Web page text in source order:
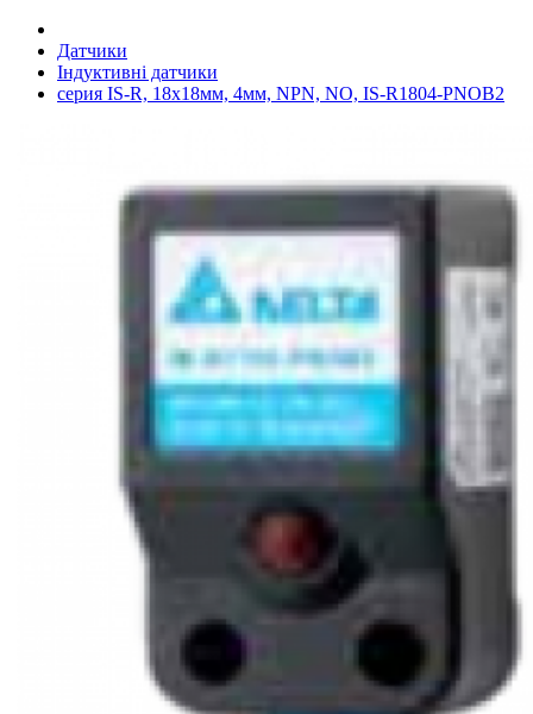
Датчики
Індуктивні датчики
серия IS-R, 18x18мм, 4мм, NPN, NO, IS-R1804-PNOB2